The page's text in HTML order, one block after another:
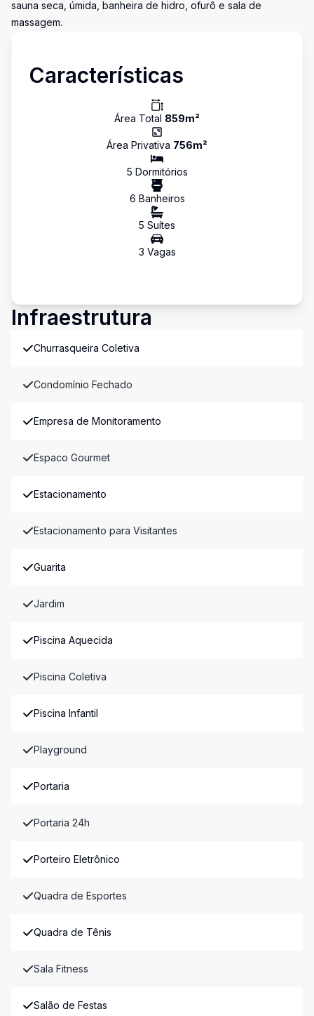
sauna seca, úmida, banheira de hidro, ofurô e sala de
massagem.
Características
Área Total 859m²
Área Privativa 756m²
5 Dormitórios
6 Banheiros
5 Suítes
3 Vagas
Infraestrutura
Churrasqueira Coletiva
Condomínio Fechado
Empresa de Monitoramento
Espaco Gourmet
Estacionamento
Estacionamento para Visitantes
Guarita
Jardim
Piscina Aquecida
Piscina Coletiva
Piscina Infantil
Playground
Portaria
Portaria 24h
Porteiro Eletrônico
Quadra de Esportes
Quadra de Tênis
Sala Fitness
Salão de Festas